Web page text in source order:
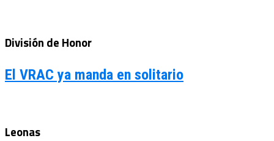
División de Honor
El VRAC ya manda en solitario
Leonas